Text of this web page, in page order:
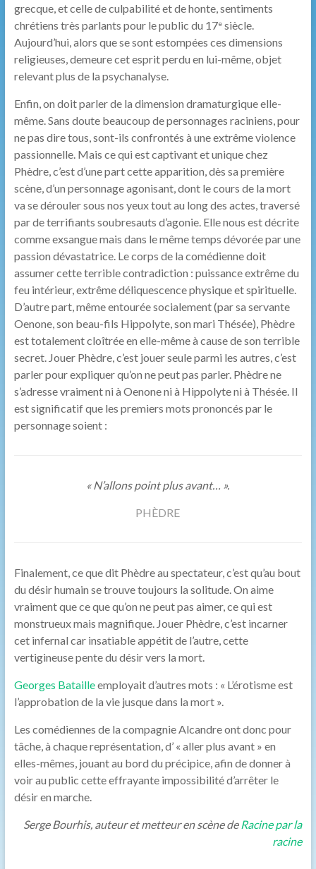
grecque, et celle de culpabilité et de honte, sentiments
chrétiens très parlants pour le public du 17esiècle.
Aujourd’hui, alors que se sont estompées ces dimensions
religieuses, demeure cet esprit perdu en lui-même, objet
relevant plus de la psychanalyse.
Enfin, on doit parler de la dimension dramaturgique elle-
même. Sans doute beaucoup de personnages raciniens, pour
ne pas dire tous, sont-ils confrontés à une extrême violence
passionnelle. Mais ce qui est captivant et unique chez
Phèdre, c’est d’une part cette apparition, dès sa première
scène, d’un personnage agonisant, dont le cours de la mort
va se dérouler sous nos yeux tout au long des actes, traversé
par de terrifiants soubresauts d’agonie. Elle nous est décrite
comme exsangue mais dans le même temps dévorée par une
passion dévastatrice. Le corps de la comédienne doit
assumer cette terrible contradiction : puissance extrême du
feu intérieur, extrême déliquescence physique et spirituelle.
D’autre part, même entourée socialement (par sa servante
Oenone, son beau-fils Hippolyte, son mari Thésée), Phèdre
est totalement cloîtrée en elle-même à cause de son terrible
secret. Jouer Phèdre, c’est jouer seule parmi les autres, c’est
parler pour expliquer qu’on ne peut pas parler. Phèdre ne
s’adresse vraiment ni à Oenone ni à Hippolyte ni à Thésée. Il
est significatif que les premiers mots prononcés par le
personnage soient :
« N’allons point plus avant… ».
PHÈDRE
Finalement, ce que dit Phèdre au spectateur, c’est qu’au bout
du désir humain se trouve toujours la solitude. On aime
vraiment que ce que qu’on ne peut pas aimer, ce qui est
monstrueux mais magnifique. Jouer Phèdre, c’est incarner
cet infernal car insatiable appétit de l’autre, cette
vertigineuse pente du désir vers la mort.
Georges Batailleemployait d’autres mots : « L’érotisme est
l’approbation de la vie jusque dans la mort ».
Les comédiennes de la compagnie Alcandre ont donc pour
tâche, à chaque représentation, d’ « aller plus avant » en
elles-mêmes, jouant au bord du précipice, afin de donner à
voir au public cette effrayante impossibilité d’arrêter le
désir en marche.
Serge Bourhis, auteur et metteur en scène de Racine par la
racine